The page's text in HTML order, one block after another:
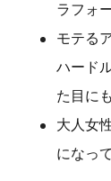
ラフォ
モテる
ハード
た目に
大人女
になっ